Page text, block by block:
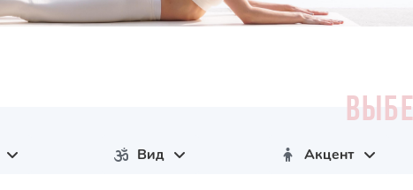
Вид Акцент